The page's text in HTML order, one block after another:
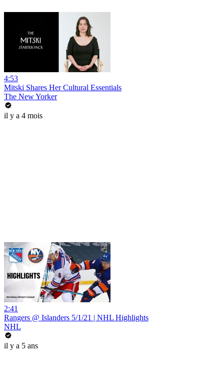
4:53
Mitski Shares Her Cultural Essentials
The New Yorker
il y a 4 mois
2:41
Rangers @ Islanders 5/1/21 | NHL Highlights
NHL
il y a 5 ans